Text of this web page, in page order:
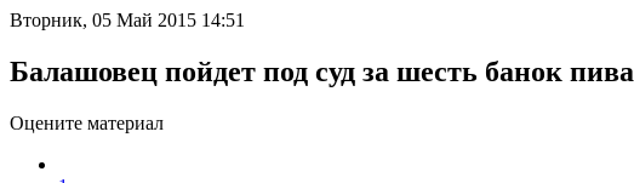
Вторник, 05 Май 2015 14:51
Балашовец пойдет под суд за шесть банок пива
Оцените материал